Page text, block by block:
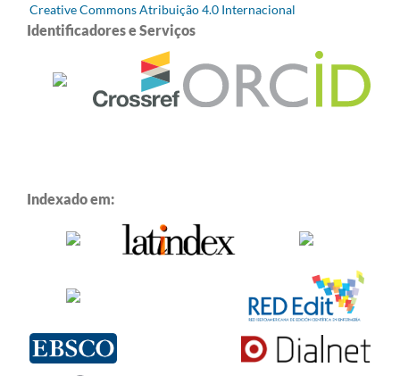
Creative Commons Atribuição 4.0 Internacional
Identificadores e Serviços
Indexado em: